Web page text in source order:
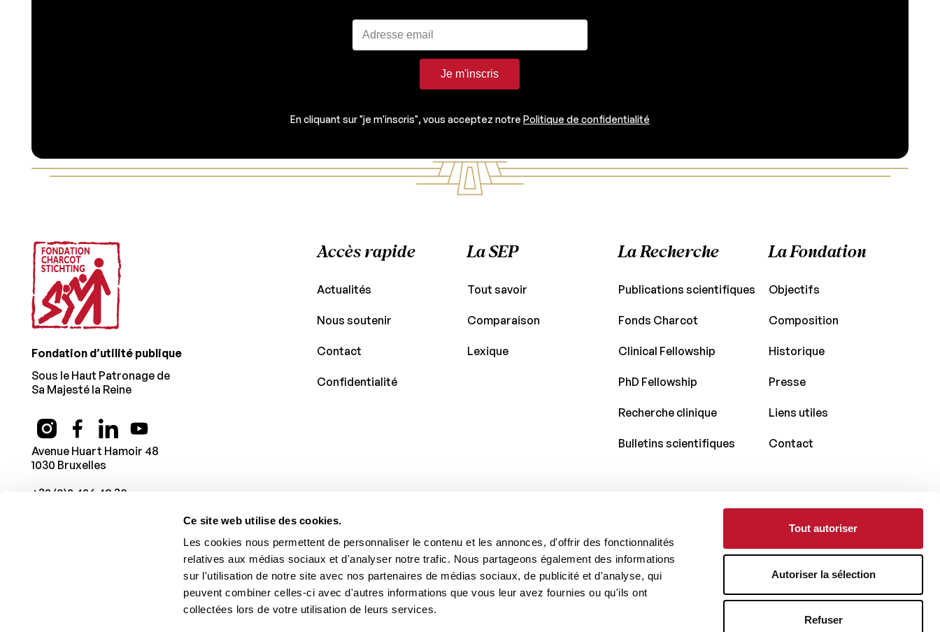
Ce site web utilise des cookies.
Les cookies nous permettent de personnaliser le contenu et les annonces, d'offrir des fonctionnalités
relatives aux médias sociaux et d'analyser notre trafic. Nous partageons également des informations
sur l'utilisation de notre site avec nos partenaires de médias sociaux, de publicité et d'analyse, qui
peuvent combiner celles-ci avec d'autres informations que vous leur avez fournies ou qu'ils ont
collectées lors de votre utilisation de leurs services.
Tout autoriser
Autoriser la sélection
Refuser
Je m'inscris
En cliquant sur "je m'inscris", vous acceptez notre Politique de confidentialité
Footer
Fondation d’utilité publique
Sous le Haut Patronage de
Sa Majesté la Reine
Avenue Huart Hamoir 48
1030 Bruxelles
+32 (0)2 426 49 30
Accès rapide
Actualités
Nous soutenir
Contact
Confidentialité
La SEP
Tout savoir
Comparaison
Lexique
La Recherche
Publications scientifiques
Fonds Charcot
Clinical Fellowship
PhD Fellowship
Recherche clinique
Bulletins scientifiques
La Fondation
Objectifs
Composition
Historique
Presse
Liens utiles
Contact